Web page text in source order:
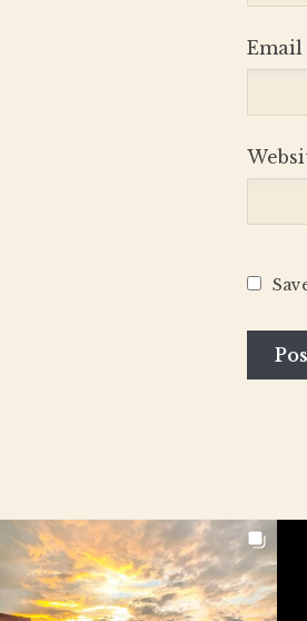
Email